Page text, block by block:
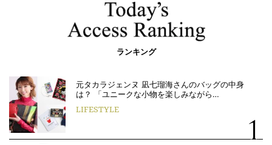
ランキング
元タカラジェンヌ 凪七瑠海さんのバッグの中身
は？ 「ユニークな小物を楽しみながら…
LIFESTYLE